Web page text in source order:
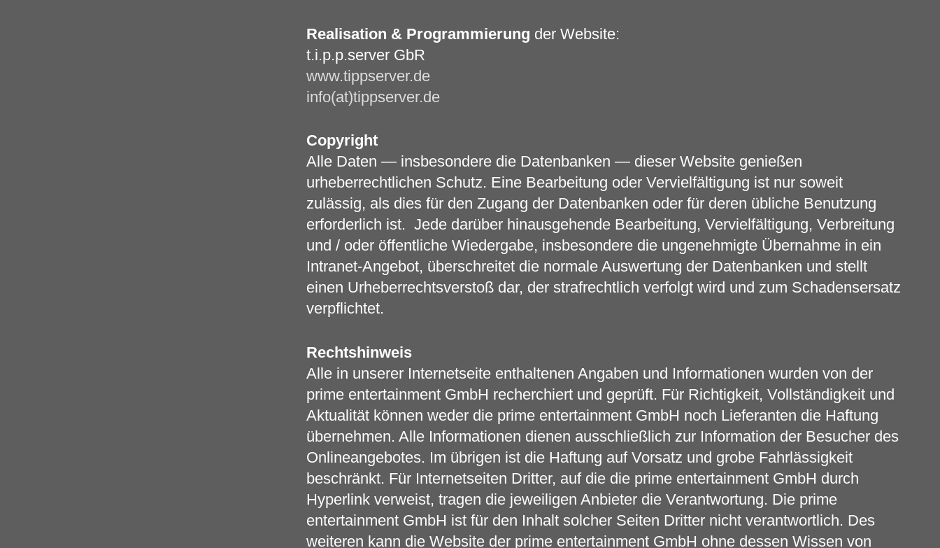
Realisation & Programmierung der Website:
t.i.p.p.server GbR
www.tippserver.de
info(at)tippserver.de
Copyright
Alle Daten — insbesondere die Datenbanken — dieser Website genießen
urheberrechtlichen Schutz. Eine Bearbeitung oder Vervielfältigung ist nur soweit
zulässig, als dies für den Zugang der Datenbanken oder für deren übliche Benutzung
erforderlich ist. Jede darüber hinausgehende Bearbeitung, Vervielfältigung, Verbreitung
und / oder öffentliche Wiedergabe, insbesondere die ungenehmigte Übernahme in ein
Intranet-Angebot, überschreitet die normale Auswertung der Datenbanken und stellt
einen Urheberrechtsverstoß dar, der strafrechtlich verfolgt wird und zum Schadensersatz
verpflichtet.
Rechtshinweis
Alle in unserer Internetseite enthaltenen Angaben und Informationen wurden von der
prime entertainment GmbH recherchiert und geprüft. Für Richtigkeit, Vollständigkeit und
Aktualität können weder die prime entertainment GmbH noch Lieferanten die Haftung
übernehmen. Alle Informationen dienen ausschließlich zur Information der Besucher des
Onlineangebotes. Im übrigen ist die Haftung auf Vorsatz und grobe Fahrlässigkeit
beschränkt. Für Internetseiten Dritter, auf die die prime entertainment GmbH durch
Hyperlink verweist, tragen die jeweiligen Anbieter die Verantwortung. Die prime
entertainment GmbH ist für den Inhalt solcher Seiten Dritter nicht verantwortlich. Des
weiteren kann die Website der prime entertainment GmbH ohne dessen Wissen von